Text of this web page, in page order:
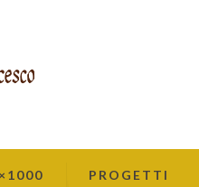
PROGETTI